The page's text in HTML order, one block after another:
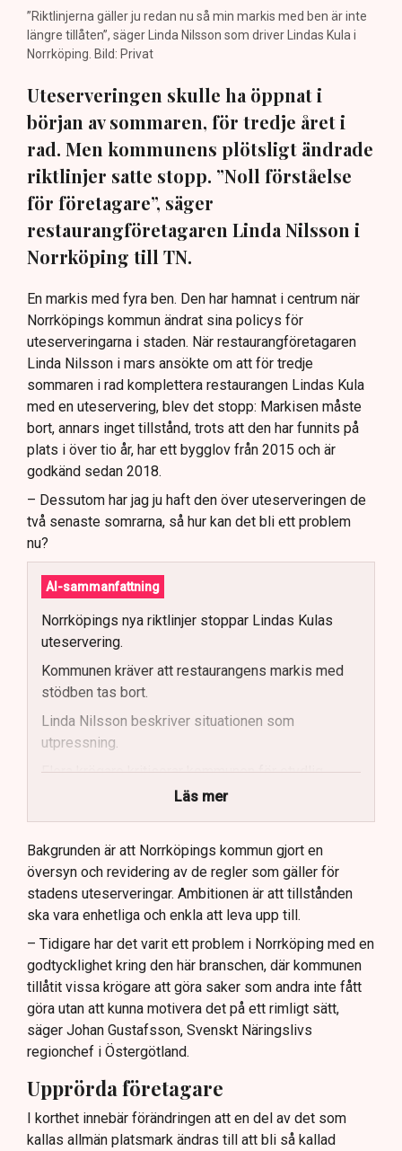
”Riktlinjerna gäller ju redan nu så min markis med ben är inte
längre tillåten”, säger Linda Nilsson som driver Lindas Kula i
Norrköping. Bild: Privat
Uteserveringen skulle ha öppnat i
början av sommaren, för tredje året i
rad. Men kommunens plötsligt ändrade
riktlinjer satte stopp. ”Noll förståelse
för företagare”, säger
restaurangföretagaren Linda Nilsson i
Norrköping till TN.
En markis med fyra ben. Den har hamnat i centrum när
Norrköpings kommun ändrat sina policys för
uteserveringarna i staden. När restaurangföretagaren
Linda Nilsson i mars ansökte om att för tredje
sommaren i rad komplettera restaurangen Lindas Kula
med en uteservering, blev det stopp: Markisen måste
bort, annars inget tillstånd, trots att den har funnits på
plats i över tio år, har ett bygglov från 2015 och är
godkänd sedan 2018.
– Dessutom har jag ju haft den över uteserveringen de
två senaste somrarna, så hur kan det bli ett problem
nu?
AI-sammanfattning
Norrköpings nya riktlinjer stoppar Lindas Kulas
uteservering.
Kommunen kräver att restaurangens markis med
stödben tas bort.
Linda Nilsson beskriver situationen som
utpressning.
Flera krögare kritiserar kommunen för otydlig
Kommunen vill skapa enhetliga regler för
uteserveringar.
Lindas Kula ställer in uteserveringen för
sommaren.
Läs mer
Bakgrunden är att Norrköpings kommun gjort en
översyn och revidering av de regler som gäller för
stadens uteserveringar. Ambitionen är att tillstånden
ska vara enhetliga och enkla att leva upp till.
– Tidigare har det varit ett problem i Norrköping med en
godtycklighet kring den här branschen, där kommunen
tillåtit vissa krögare att göra saker som andra inte fått
göra utan att kunna motivera det på ett rimligt sätt,
säger Johan Gustafsson, Svenskt Näringslivs
regionchef i Östergötland.
Upprörda företagare
I korthet innebär förändringen att en del av det som
kallas allmän platsmark ändras till att bli så kallad